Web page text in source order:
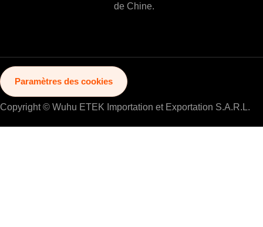
de Chine.
Paramètres des cookies
Copyright © Wuhu ETEK Importation et Exportation S.A.R.L.